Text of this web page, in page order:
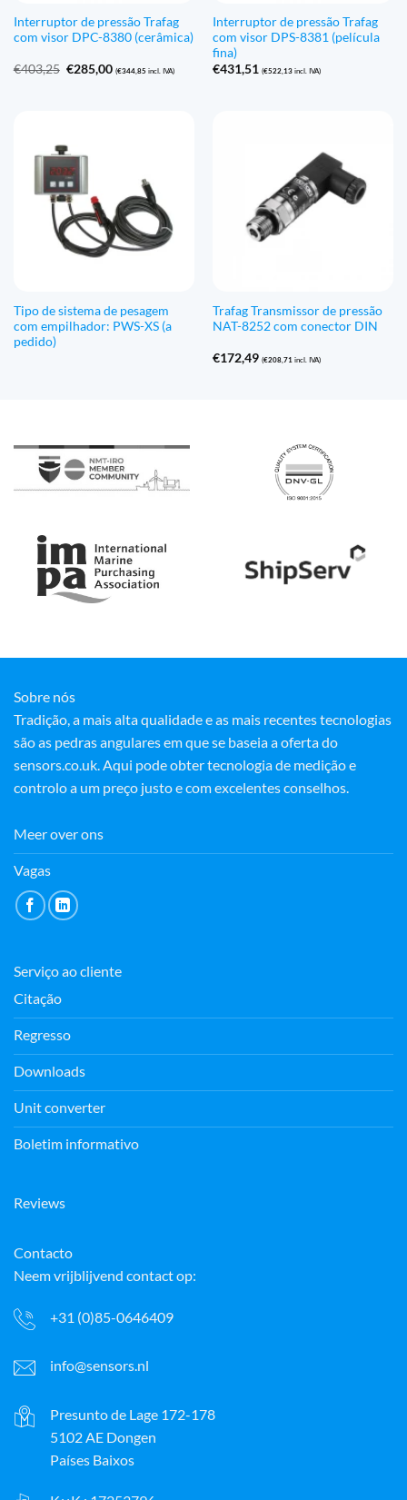
Interruptor de pressão Trafag
com visor DPC-8380 (cerâmica)
€403,25 O
preço
€285,00O
(€344,85 incl. IVA)
Interruptor de pressão Trafag
com visor DPS-8381 (película
fina)
€431,51 (€522,13incl. IVA)
Tipo de sistema de pesagem
com empilhador: PWS-XS (a
pedido)
Trafag Transmissor de pressão
NAT-8252 com conector DIN
€172,49 (€208,71incl. IVA)
Sobre nós
Tradição, a mais alta qualidade e as mais recentes tecnologias
são as pedras angulares em que se baseia a oferta do
sensors.co.uk. Aqui pode obter tecnologia de medição e
controlo a um preço justo e com excelentes conselhos.
Meer over ons
Vagas
Serviço ao cliente
Citação
Regresso
Downloads
Unit converter
Boletim informativo
Reviews
Contacto
Neem vrijblijvend contact op:
+31 (0)85-0646409
info@sensors.nl
Presunto de Lage 172-178
5102 AE Dongen
Países Baixos